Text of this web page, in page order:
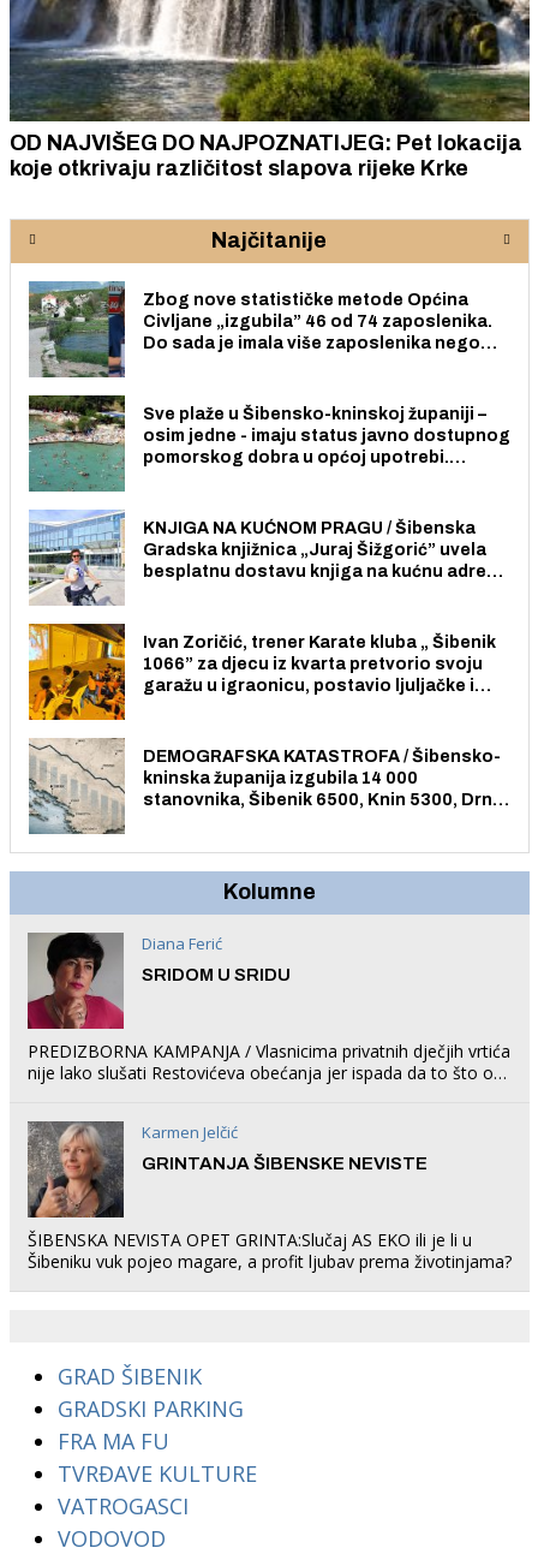
OD NAJVIŠEG DO NAJPOZNATIJEG: Pet lokacija
koje otkrivaju različitost slapova rijeke Krke
Najčitanije
Zbog nove statističke metode Općina
Civljane „izgubila” 46 od 74 zaposlenika.
Do sada je imala više zaposlenika nego
Sve plaže u Šibensko-kninskoj županiji –
osim jedne - imaju status javno dostupnog
pomorskog dobra u općoj upotrebi.
KNJIGA NA KUĆNOM PRAGU / Šibenska
Gradska knjižnica „Juraj Šižgorić” uvela
besplatnu dostavu knjiga na kućnu adresu
Ivan Zoričić, trener Karate kluba „ Šibenik
1066” za djecu iz kvarta pretvorio svoju
garažu u igraonicu, postavio ljuljačke i
DEMOGRAFSKA KATASTROFA / Šibensko-
kninska županija izgubila 14 000
stanovnika, Šibenik 6500, Knin 5300, Drniš
Kolumne
Diana Ferić
SRIDOM U SRIDU
PREDIZBORNA KAMPANJA / Vlasnicima privatnih dječjih vrtića
nije lako slušati Restovićeva obećanja jer ispada da to što oni
Karmen Jelčić
GRINTANJA ŠIBENSKE NEVISTE
ŠIBENSKA NEVISTA OPET GRINTA:Slučaj AS EKO ili je li u
Šibeniku vuk pojeo magare, a profit ljubav prema životinjama?
GRAD ŠIBENIK
GRADSKI PARKING
FRA MA FU
TVRĐAVE KULTURE
VATROGASCI
VODOVOD